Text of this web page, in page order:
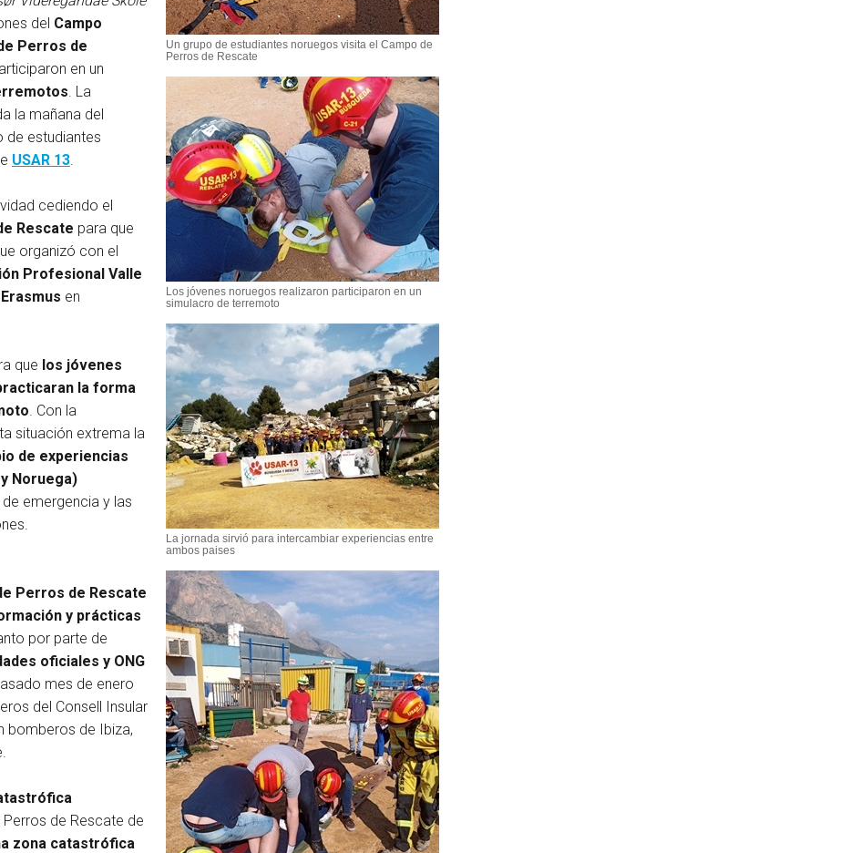
Un grupo de estudiantes noruegos visita el Campo de
Perros de Rescate
Los jóvenes noruegos realizaron participaron en un
simulacro de terremoto
La jornada sirvió para intercambiar experiencias entre
ambos paises
del Campo
Perros de
en un
. La
la mañana del
de estudiantes
USAR 13
cediendo el
Rescate para que
organizó con el
Profesional Valle
Erasmus en
que los jóvenes
la forma
. Con la
situación extrema la
de experiencias
Noruega)
emergencia y las
Perros de Rescate
y prácticas
por parte de
oficiales y ONG
mes de enero
del Consell Insular
bomberos de Ibiza,
de Rescate de
zona catastrófica